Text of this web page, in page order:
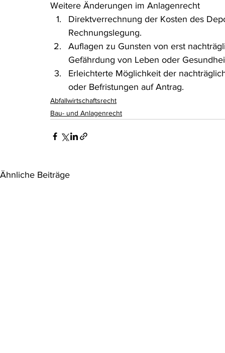
Weitere Änderungen im Anlagenrecht
Direktverrechnung der Kosten des
Rechnungslegung.
Auflagen zu Gunsten von erst
Gefährdung von Leben oder
Erleichterte Möglichkeit der
oder Befristungen auf Antrag.
Abfallwirtschaftsrecht
Bau- und Anlagenrecht
Ähnliche Beiträge